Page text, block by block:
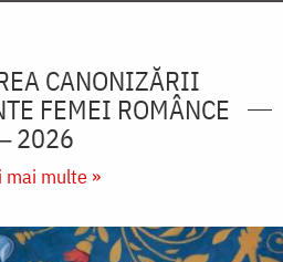
CANONIZĂRII
FEMEI ROMÂNCE
2026
mai multe »